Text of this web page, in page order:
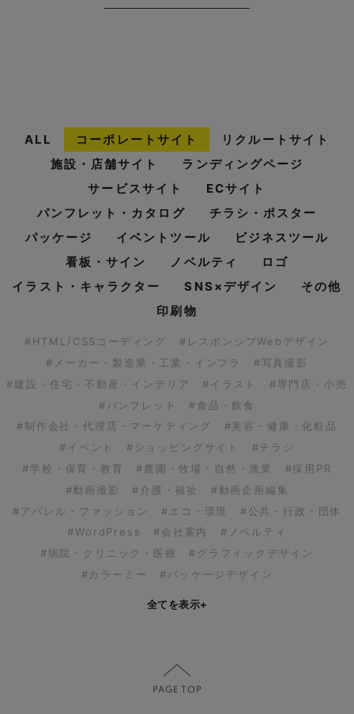
ALL コーポレートサイト
リクルートサイト
施設・店舗サイト
ランディングページ
サービスサイト
ECサイト
パンフレット・カタログ
チラシ・ポスター
パッケージ
イベントツール
ビジネスツール
看板・サイン
ノベルティ
ロゴ
イラスト・キャラクター
SNS×デザイン
その他
印刷物
#HTML/CSSコーディング
#レスポンシブWebデザイン
#メーカー・製造業・工業・インフラ
#写真撮影
#建設・住宅・不動産・インテリア
#イラスト
#専門店・小売
#パンフレット
#食品・飲食
#制作会社・代理店・マーケティング
#美容・健康・化粧品
#イベント
#ショッピングサイト
#チラシ
#学校・保育・教育
#農園・牧場・自然・漁業
#採用PR
#動画撮影
#介護・福祉
#動画企画編集
#アパレル・ファッション
#エコ・環境
#公共・行政・団体
#WordPress
#会社案内
#ノベルティ
#病院・クリニック・医療
#グラフィックデザイン
#カラーミー
#パッケージデザイン
全てを表示+